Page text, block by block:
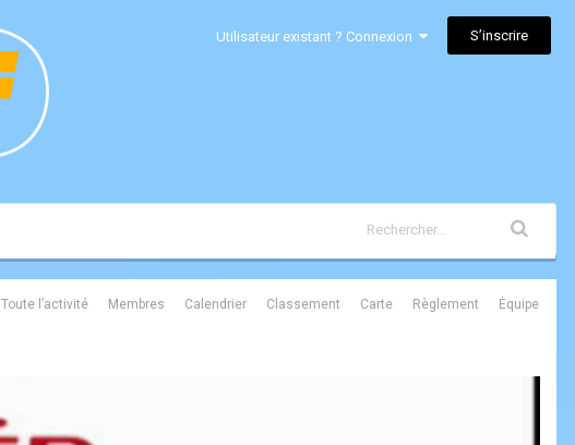
Utilisateur existant ? Connexion S’inscrire
Toute l’activité Membres Calendrier Classement Carte Règlement Équipe